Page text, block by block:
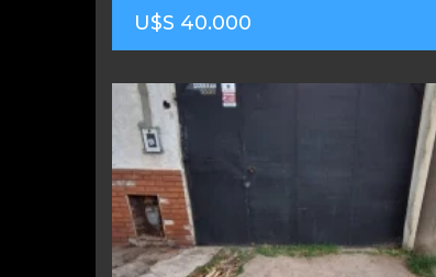
U$S 40.000